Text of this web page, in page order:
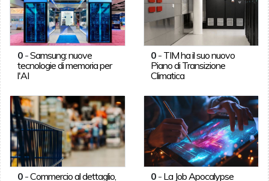
0-Samsung: nuove
tecnologie di memoria per
l'AI
0 - TIM ha il suo nuovo
Piano di Transizione
Climatica
0-Commercio al dettaglio,
0 - La Job Apocalypse